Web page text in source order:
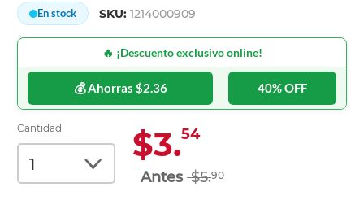
En stock SKU:1214000909
🔥 ¡Descuento exclusivo online!
💰 Ahorras $2.36 40% OFF
Cantidad $3.54
$5.90